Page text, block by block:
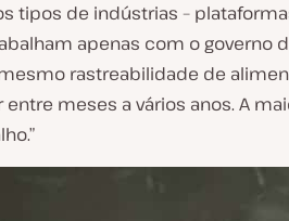
tipos de indústrias –
apenas com o governo
rastreabilidade de
meses a vários anos. A